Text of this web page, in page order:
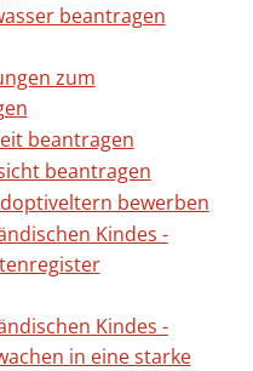
beantragen
zum
beantragen
beantragen
bewerben
Kindes -
Kindes -
in eine starke